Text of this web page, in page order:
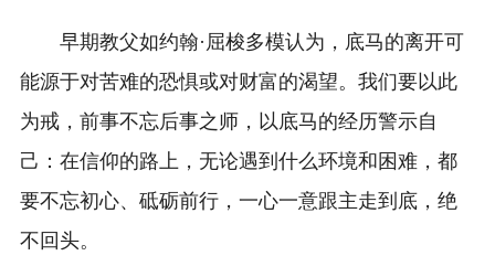
早期教父如约翰·屈梭多模认为，底马的离开可
能源于对苦难的恐惧或对财富的渴望。我们要以此
为戒，前事不忘后事之师，以底马的经历警示自
己：在信仰的路上，无论遇到什么环境和困难，都
要不忘初心、砥砺前行，一心一意跟主走到底，绝
不回头。